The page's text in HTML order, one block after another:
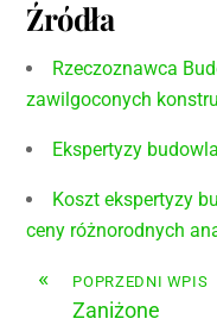
Źródła
Rzeczoznawca
zawilgoconych
Ekspertyzy
Koszt ekspertyzy
ceny różnorodnych
« POPRZEDNI WPIS
Zaniżone